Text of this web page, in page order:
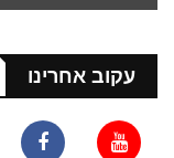
עקוב אחרינו